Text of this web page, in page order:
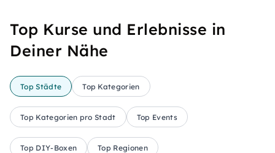
Top Kurse und Erlebnisse in
Deiner Nähe
Top Städte Top Kategorien
Top Kategorien pro Stadt Top Events
Top DIY-Boxen Top Regionen